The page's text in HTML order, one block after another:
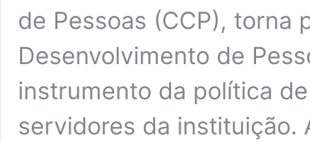
de Pessoas (CCP), torna
Desenvolvimento de
instrumento da política
servidores da